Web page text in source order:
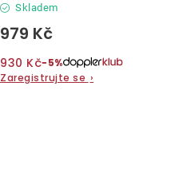
Skladem
979 Kč
930 Kč−5%
Zaregistrujte se ›